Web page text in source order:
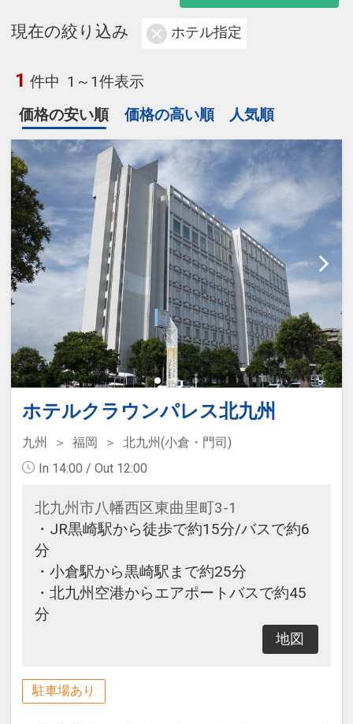
現在の絞り込み ホテル指定
1 件中 1～1件表示
価格の安い順
価格の高い順 人気順
ホテルクラウンパレス北九州
九州 福岡
北九州(小倉・門司)
In 14:00 / Out 12:00
北九州市八幡西区東曲里町3-1
・JR黒崎駅から徒歩で約15分/バスで約6
分
・小倉駅から黒崎駅まで約25分
・北九州空港からエアポートバスで約45
分
地図
駐車場あり